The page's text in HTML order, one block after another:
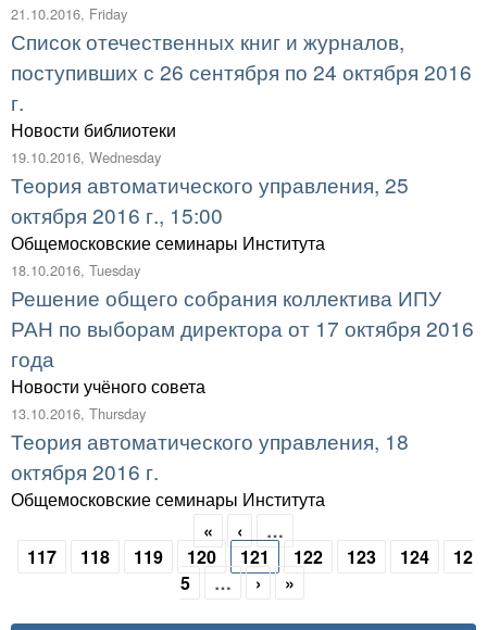
21.10.2016, Friday
Список отечественных книг и журналов,
поступивших с 26 сентября по 24 октября 2016
г.
Новости библиотеки
19.10.2016, Wednesday
Теория автоматического управления, 25
октября 2016 г., 15:00
Общемосковские семинары Института
18.10.2016, Tuesday
Решение общего собрания коллектива ИПУ
РАН по выборам директора от 17 октября 2016
года
Новости учёного совета
13.10.2016, Thursday
Теория автоматического управления, 18
октября 2016 г.
Общемосковские семинары Института
Pages
« ‹
…
117
118 119 120 121 122 123 124
12
5
… › »